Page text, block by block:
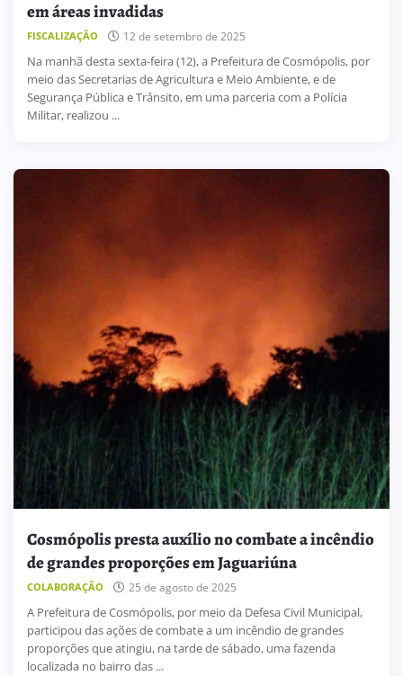
em áreas invadidas
FISCALIZAÇÃO 12 de setembro de 2025
Na manhã desta sexta-feira (12), a Prefeitura de Cosmópolis, por
meio das Secretarias de Agricultura e Meio Ambiente, e de
Segurança Pública e Trânsito, em uma parceria com a Polícia
Militar, realizou ...
Cosmópolis presta auxílio no combate a incêndio
de grandes proporções em Jaguariúna
COLABORAÇÃO 25 de agosto de 2025
A Prefeitura de Cosmópolis, por meio da Defesa Civil Municipal,
participou das ações de combate a um incêndio de grandes
proporções que atingiu, na tarde de sábado, uma fazenda
localizada no bairro das ...